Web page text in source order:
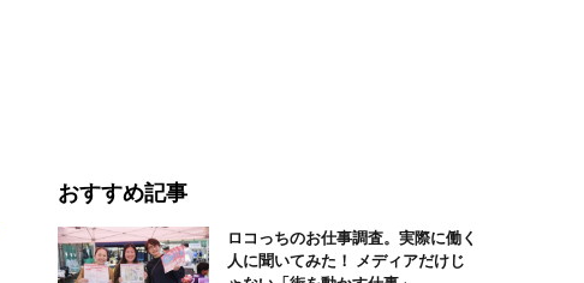
おすすめ記事
ロコっちのお仕事調査。実際に働く
人に聞いてみた！ メディアだけじ